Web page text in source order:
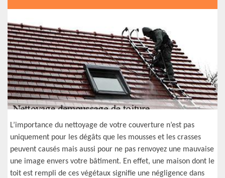
L’importance du nettoyage de votre couverture n’est pas
uniquement pour les dégâts que les mousses et les crasses
peuvent causés mais aussi pour ne pas renvoyez une mauvaise
une image envers votre bâtiment. En effet, une maison dont le
toit est rempli de ces végétaux signifie une négligence dans